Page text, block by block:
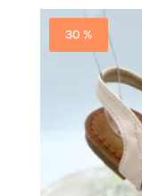
30 %